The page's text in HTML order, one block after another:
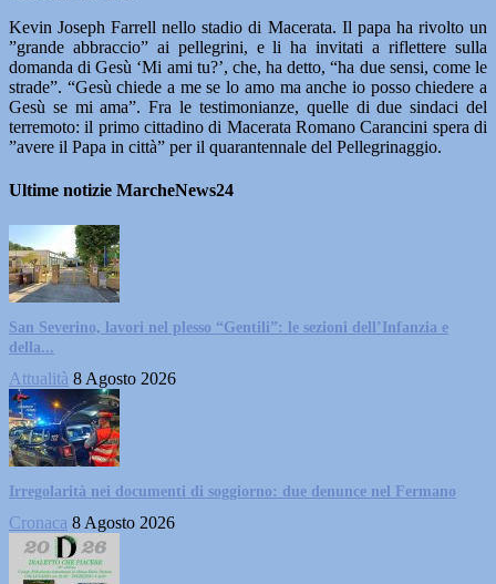
Kevin Joseph Farrell nello stadio di Macerata. Il papa ha rivolto un
”grande abbraccio” ai pellegrini, e li ha invitati a riflettere sulla
domanda di Gesù ‘Mi ami tu?’, che, ha detto, “ha due sensi, come le
strade”. “Gesù chiede a me se lo amo ma anche io posso chiedere a
Gesù se mi ama”. Fra le testimonianze, quelle di due sindaci del
terremoto: il primo cittadino di Macerata Romano Carancini spera di
”avere il Papa in città” per il quarantennale del Pellegrinaggio.
Ultime notizie MarcheNews24
San Severino, lavori nel plesso “Gentili”: le sezioni dell’Infanzia e
della...
Attualità 8 Agosto 2026
Irregolarità nei documenti di soggiorno: due denunce nel Fermano
Cronaca 8 Agosto 2026